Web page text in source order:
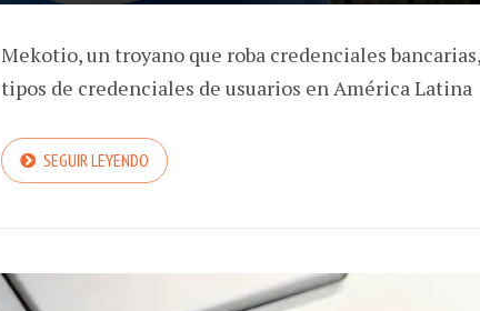
Mekotio, un troyano que roba credenciales
tipos de credenciales de usuarios en América Latina
SEGUIR LEYENDO